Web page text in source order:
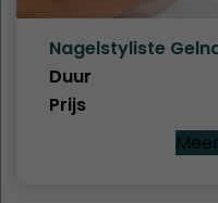
Nagelstyliste
Duur
Prijs